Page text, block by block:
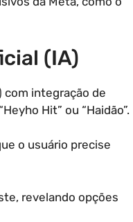
(IA)
com integração de
Hit” ou “Haidão”.
o usuário precise
revelando opções